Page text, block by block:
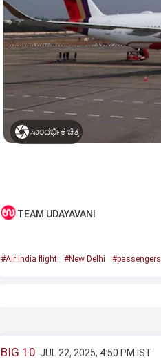
ಸಾಂದರ್ಭಿಕ ಚಿತ್ರ
TEAM UDAYAVANI
#Air India flight #New Delhi #passengers
BIG 10 JUL 22, 2025, 4:50 PM IST